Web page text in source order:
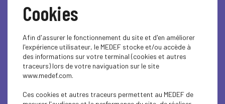
COVID-19 : Assurance
chômage - un décret du
28 décembre 2020
Cookies
Afin d'assurer le fonctionnement du site et d'en améliorer
l'expérience utilisateur, le MEDEF stocke et/ou accède à
des informations sur votre terminal (cookies et autres
traceurs) lors de votre naviguation sur le site
www.medef.com.
Ces cookies et autres traceurs permettent au MEDEF de